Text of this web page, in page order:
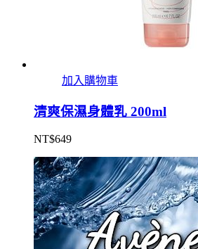
加入購物車
清爽保濕身體乳 200ml
NT$649